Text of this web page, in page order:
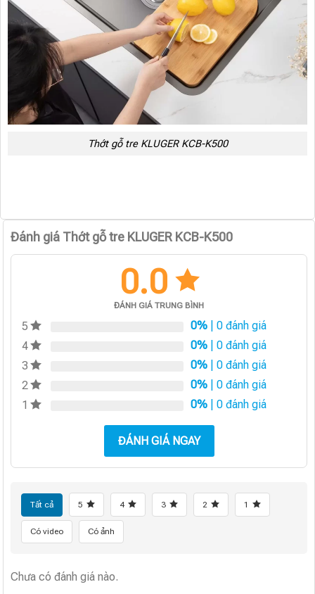
Thớt gỗ tre KLUGER KCB-K500
Đánh giá Thớt gỗ tre KLUGER KCB-K500
0.0
ĐÁNH GIÁ TRUNG BÌNH
5 0% | 0 đánh giá
4
0% | 0 đánh giá
3
0% | 0 đánh giá
2
0% | 0 đánh giá
1
0% | 0 đánh giá
ĐÁNH GIÁ NGAY
Tất cả 5 4 3 2 1
Có video Có ảnh
Chưa có đánh giá nào.